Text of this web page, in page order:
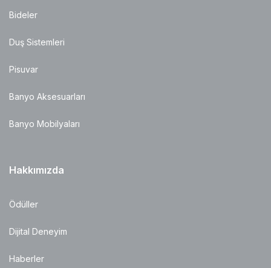
Bideler
Duş Sistemleri
Pisuvar
Banyo Aksesuarları
Banyo Mobilyaları
Hakkımızda
Ödüller
Dijital Deneyim
Haberler